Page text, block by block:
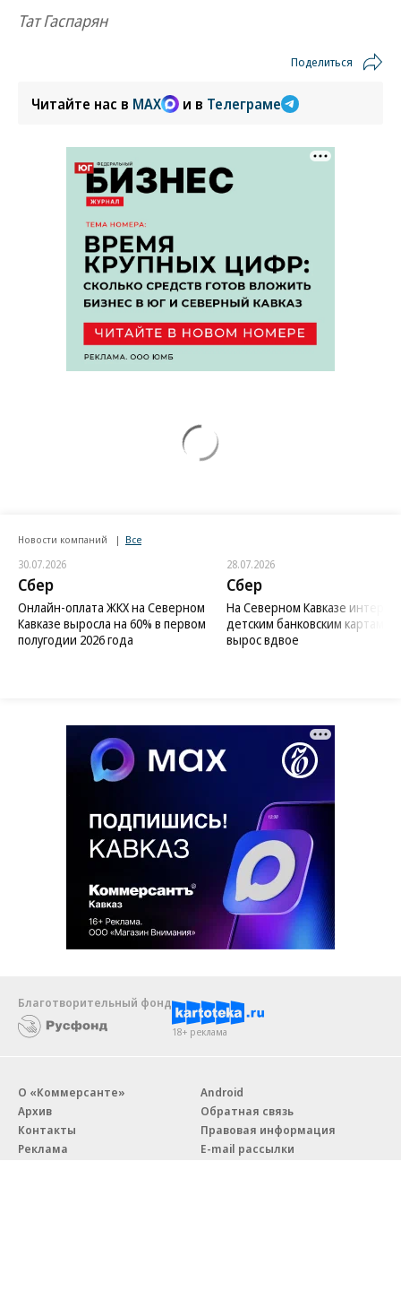
Тат Гаспарян
Поделиться
Читайте нас в MAX и в Телеграме
Новости компаний Все
30.07.2026
Сбер
Онлайн-оплата ЖКХ на Северном
Кавказе выросла на 60% в первом
полугодии 2026 года
28.07.2026
Сбер
На Северном Кавказе интерес
детским банковским картам
вырос вдвое
Благотворительный фонд
18+ реклама
О «Коммерсанте»
Архив
Контакты
Реклама
Android
Обратная связь
Правовая информация
E-mail рассылки